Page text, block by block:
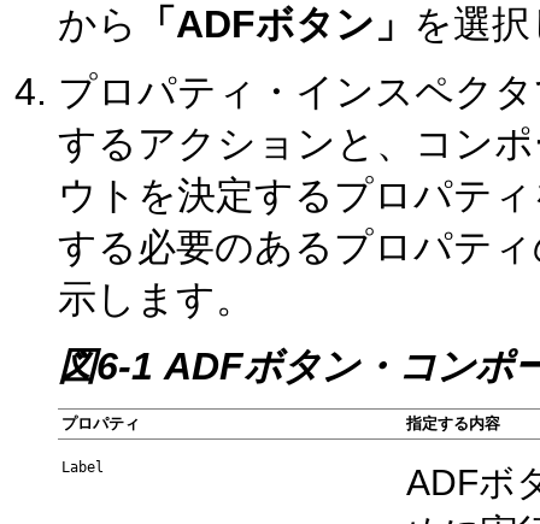
から
「ADFボタン」 を選
プロパティ・インスペク
するアクションと、コン
ウトを決定するプロパテ
する必要のあるプロパテ
示します。
図6-1 ADFボタン・コンポ
プロパティ 指定する内容
Label
ADFボ